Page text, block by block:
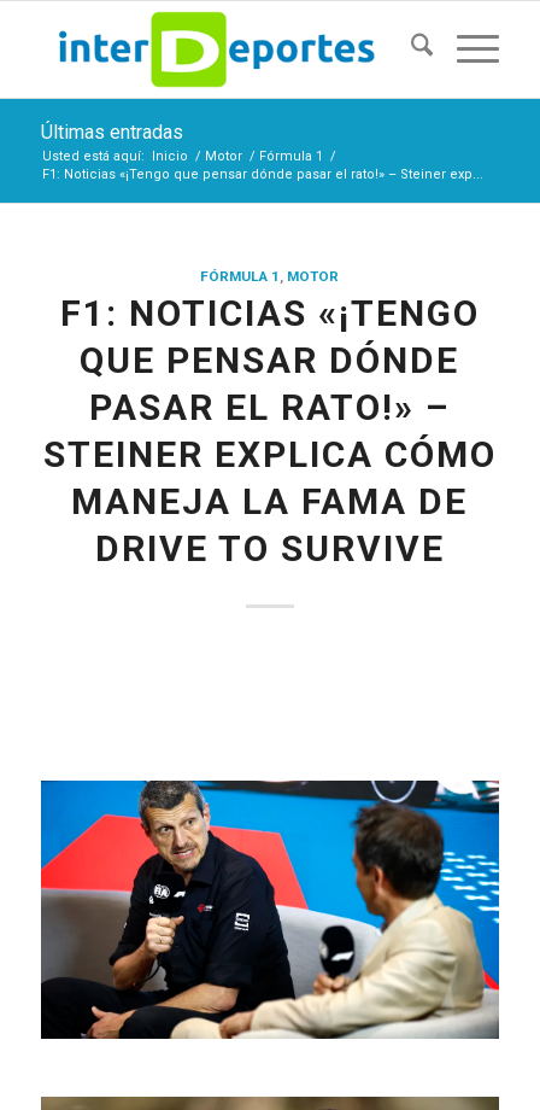
Últimas entradas
Usted está aquí: Inicio / Motor / Fórmula 1
/
F1: Noticias «¡Tengo que pensar dónde pasar el rato!» – Steiner exp...
FÓRMULA 1 , MOTOR
F1: NOTICIAS «¡TENGO
QUE PENSAR DÓNDE
PASAR EL RATO!» –
STEINER EXPLICA CÓMO
MANEJA LA FAMA DE
DRIVE TO SURVIVE